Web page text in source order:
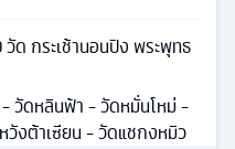
ด กระเช้านอนปิง พระพุทธ
- วัดหลินฟ้า - วัดหมั่นโหม่ -
งต้าเซียน - วัดแชกงหมิว